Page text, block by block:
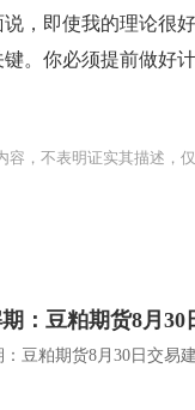
，即使我的理论很
。你必须提前做好
，不表明证实其描述，
：豆粕期货8月30
：豆粕期货8月30日交易